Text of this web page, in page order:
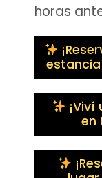
horas
estancia
en